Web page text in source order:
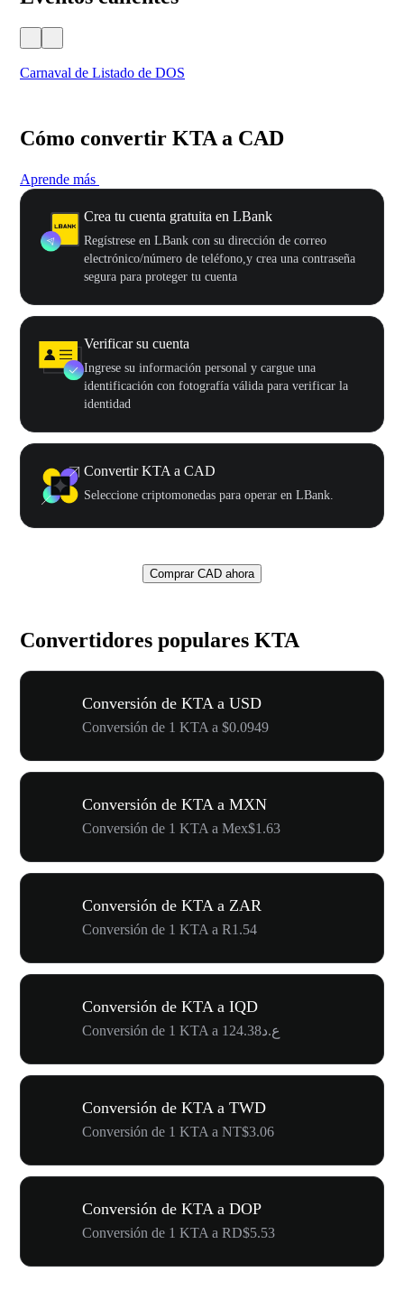
Carnaval de Listado de DOS
Cómo convertir KTA a CAD
Aprende más
Crea tu cuenta gratuita en LBank
Regístrese en LBank con su dirección de correo
electrónico/número de teléfono,y crea una contraseña
segura para proteger tu cuenta
Verificar su cuenta
Ingrese su información personal y cargue una
identificación con fotografía válida para verificar la
identidad
Convertir KTA a CAD
Seleccione criptomonedas para operar en LBank.
Comprar CAD ahora
Convertidores populares KTA
Conversión de KTA a USD
Conversión de 1 KTA a $0.0949
Conversión de KTA a MXN
Conversión de 1 KTA a Mex$1.63
Conversión de KTA a ZAR
Conversión de 1 KTA a R1.54
Conversión de KTA a IQD
Conversión de 1 KTA a ع.د124.38
Conversión de KTA a TWD
Conversión de 1 KTA a NT$3.06
Conversión de KTA a DOP
Conversión de 1 KTA a RD$5.53